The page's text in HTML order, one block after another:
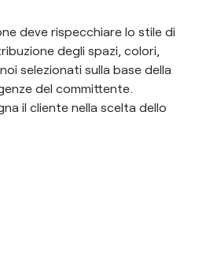
deve rispecchiare lo stile di
degli spazi, colori,
selezionati sulla base della
del committente.
il cliente nella scelta dello